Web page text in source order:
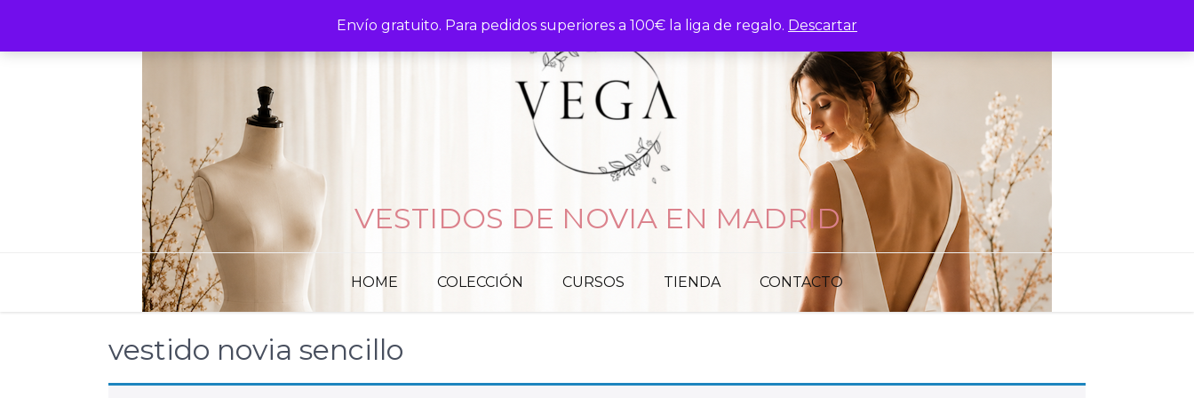
Envío gratuito. Para pedidos superiores a 100€ la liga de regalo. Descartar
content
VESTIDOS DE NOVIA EN MADRID
HOME COLECCIÓN CURSOS TIENDA CONTACTO
vestido novia sencillo